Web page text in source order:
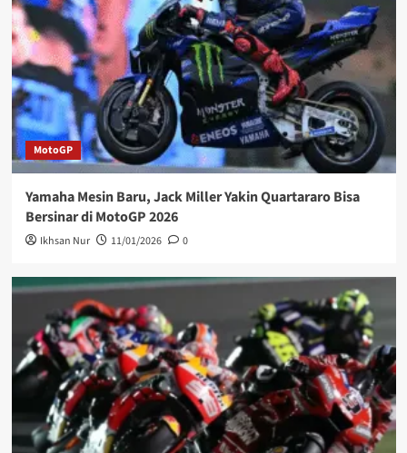
MotoGP
Yamaha Mesin Baru, Jack Miller Yakin Quartararo Bisa
Bersinar di MotoGP 2026
Ikhsan Nur 11/01/2026 0